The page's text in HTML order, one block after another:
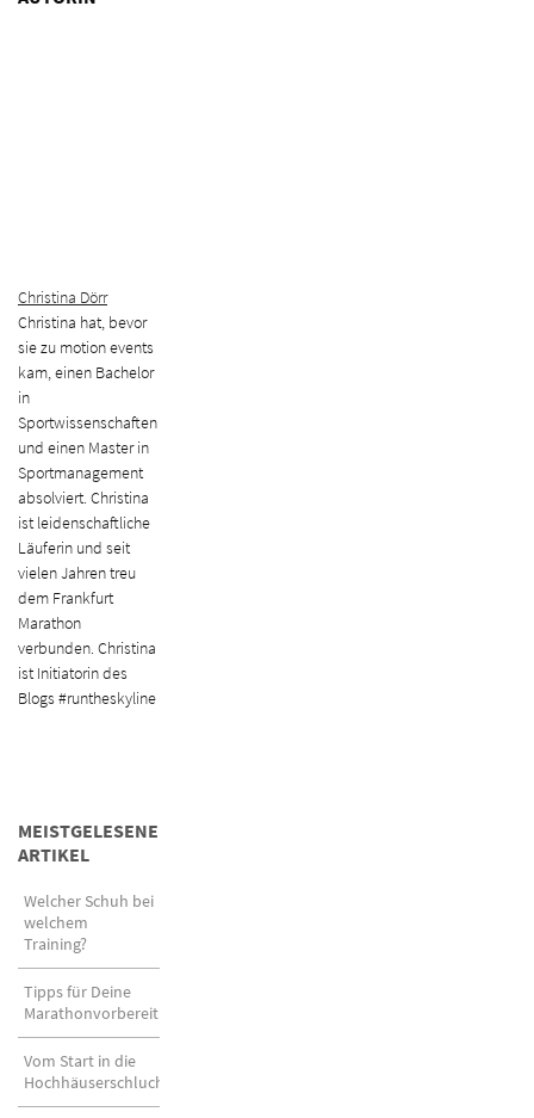
Christina Dörr
Christina hat, bevor
sie zu motion events
kam, einen Bachelor
in
Sportwissenschaften
und einen Master in
Sportmanagement
absolviert. Christina
ist leidenschaftliche
Läuferin und seit
vielen Jahren treu
dem Frankfurt
Marathon
verbunden. Christina
ist Initiatorin des
Blogs #runtheskyline
MEISTGELESENE
ARTIKEL
Welcher Schuh bei
welchem
Training?
Tipps für Deine
Marathonvorbereitung
Vom Start in die
Hochhäuserschluchten